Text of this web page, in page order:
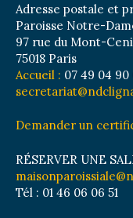
Adresse postale et
Paroisse Notre-
97 rue du Mont-
75018 Paris
Accueil : 07 49 04 90
Demander un
RÉSERVER UNE
Tél : 01 46 06 06 51